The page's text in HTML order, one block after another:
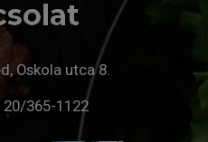
Oskola utca 8.
20/365-1122